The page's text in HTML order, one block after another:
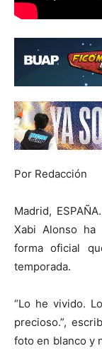
Por Redacción
Madrid,
Xabi Alonso ha
forma oficial
temporada.
“Lo he vivido.
precioso.”,
foto en blanco y